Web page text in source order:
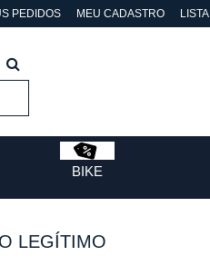
PEDIDOS MEU CADASTRO
BIKE
LEGÍTIMO